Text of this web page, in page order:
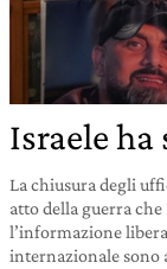
Israele ha
La chiusura degli
atto della guerra
l’informazione
internazionale sono